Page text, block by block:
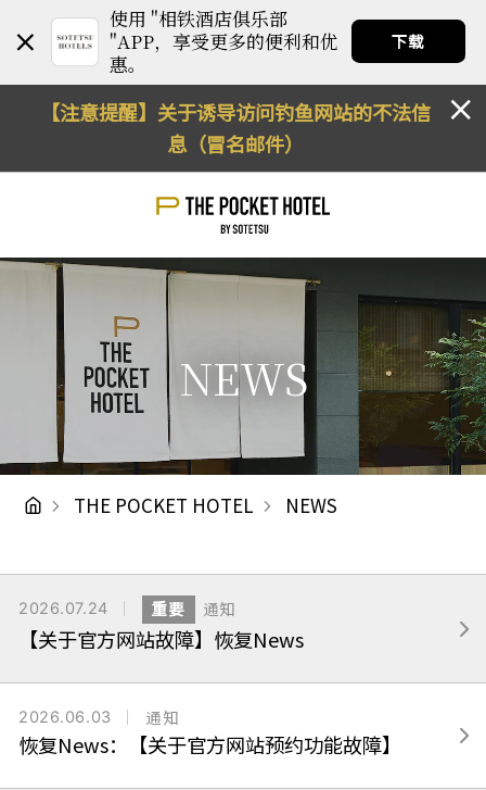
使用 "相铁酒店俱乐部
"APP，享受更多的便利和优
惠。
下载
【注意提醒】关于诱导访问钓鱼网站的不法信
息（冒名邮件）
NEWS
THE POCKET HOTEL NEWS
2026.07.24 重要 通知
【关于官方网站故障】恢复News
2026.06.03 通知
恢复News：【关于官方网站预约功能故障】